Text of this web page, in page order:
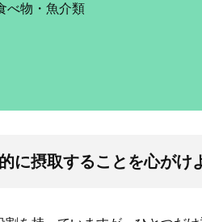
べ物・魚介類
に摂取することを心がけ